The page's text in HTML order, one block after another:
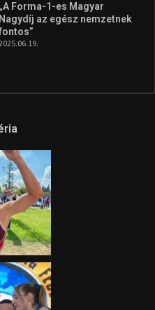
„A Forma-1-es Magyar
Nagydíj az egész nemzetnek